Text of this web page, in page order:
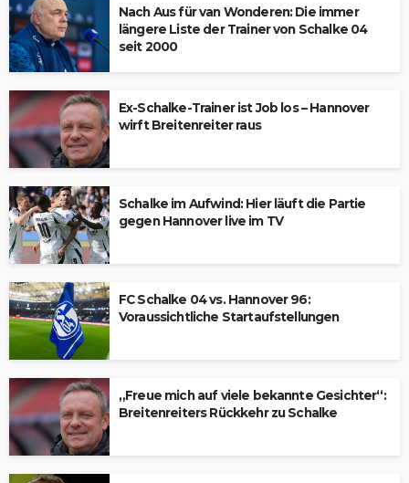
Nach Aus für van Wonderen: Die immer
längere Liste der Trainer von Schalke 04
seit 2000
Ex-Schalke-Trainer ist Job los – Hannover
wirft Breitenreiter raus
Schalke im Aufwind: Hier läuft die Partie
gegen Hannover live im TV
FC Schalke 04 vs. Hannover 96:
Voraussichtliche Startaufstellungen
„Freue mich auf viele bekannte Gesichter“:
Breitenreiters Rückkehr zu Schalke